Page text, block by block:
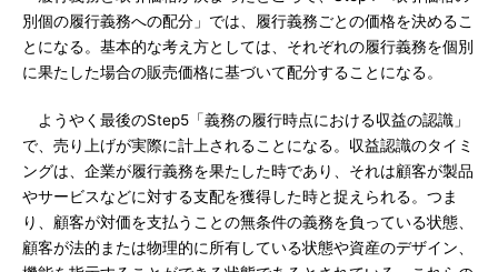
別個の履行義務への配分」では、履行義務ごとの価格を決めるこ
とになる。基本的な考え方としては、それぞれの履行義務を個別
に果たした場合の販売価格に基づいて配分することになる。
ようやく最後のStep5「義務の履行時点における収益の認識」
で、売り上げが実際に計上されることになる。収益認識のタイミ
ングは、企業が履行義務を果たした時であり、それは顧客が製品
やサービスなどに対する支配を獲得した時と捉えられる。つま
り、顧客が対価を支払うことの無条件の義務を負っている状態、
顧客が法的または物理的に所有している状態や資産のデザイン、